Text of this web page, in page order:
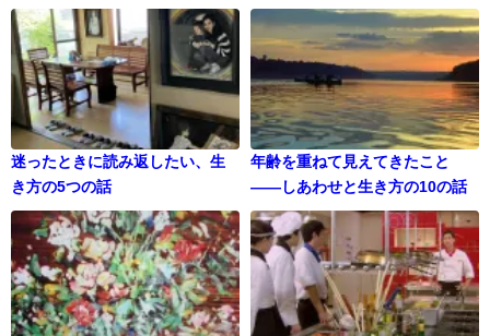
迷ったときに読み返したい、生
き方の5つの話
年齢を重ねて見えてきたこと
——しあわせと生き方の10の話